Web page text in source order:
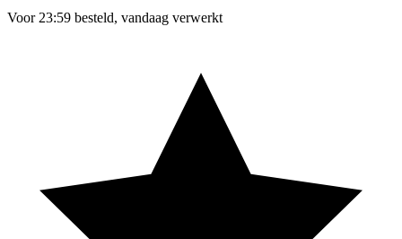
Voor 23:59 besteld, vandaag verwerkt